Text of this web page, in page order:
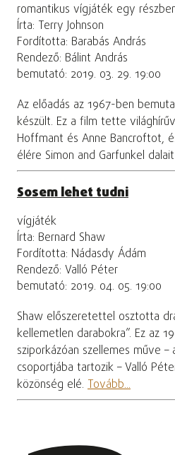
romantikus vígjáték egy
Írta: Terry Johnson
Fordította: Barabás András
Rendező: Bálint András
bemutató: 2019. 03. 29. 19:00
Az előadás az 1967-ben
készült. Ez a film tette
Hoffmant és Anne Bancroftot,
élére Simon and Garfunkel
Sosem lehet tudni
vígjáték
Írta: Bernard Shaw
Fordította: Nádasdy Ádám
Rendező: Valló Péter
bemutató: 2019. 04. 05. 19:00
Shaw előszeretettel osztotta
kellemetlen darabokra”. Ez az
sziporkázóan szellemes műve
csoportjába tartozik – Valló
közönség elé. Tovább...